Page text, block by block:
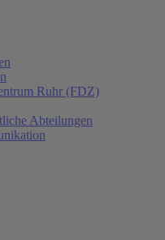
Ruhr (FDZ)
Abteilungen